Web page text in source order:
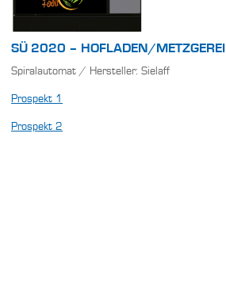
SÜ 2020 – HOFLADEN/METZGEREI
Spiralautomat / Hersteller: Sielaff
Prospekt 1
Prospekt 2